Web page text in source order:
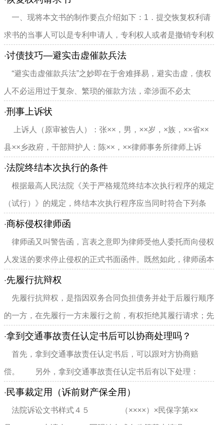
一、现将本文书的制作要点介绍如下：1．提交恢复权利请
求书的当事人可以是专利申请人，专利权人或者是撤销专利权
请求人或者宣告专利权...
·讨债技巧—避实击虚催款兵法
“避实击虚催款兵法”之妙即在于舍难择易，避实击虚，债权
人不必运用过于复杂、繁琐的催款方法，牵涉面不必太
广。 孙子说：“兵形像水...
·刑事上诉状
上诉人（原审被告人）：张××，男，××岁，×族，××省××
县××乡政府，干部辩护人：陈××，××律师事务所律师上诉
人...
·法院终结本次执行的条件
根据最高人民法院《关于严格规范终结本次执行程序的规定
（试行）》的规定，终结本次执行程序应当同时符合下列条
件：（一）已向被执行人发...
·商标侵权律师函
律师函又叫警告函，言表之意即为律师受他人委托而向侵权
人发送的要求停止侵权的正式书面函件。既然如此，律师函本
身是没有任何强制力的，...
·先履行抗辩权
先履行抗辩权，是指因双务合同负担债务并处于后履行顺序
的一方，在先履行一方未履行之前，有权拒绝其履行请求；先
履行一方履行债务不符合...
·拿到交通事故责任认定书后可以协商处理吗？
首先，拿到交通事故责任认定书后，可以跟对方协商赔
偿。 另外，拿到交通事故责任认定书后有以下处理：
1、双方自行协商解决...
·民事裁定用（诉前财产保全用）
法院诉讼文书样式４５ （××××）×民保字第××